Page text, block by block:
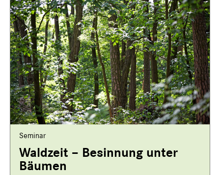
Seminar
Waldzeit – Besinnung unter
Bäumen